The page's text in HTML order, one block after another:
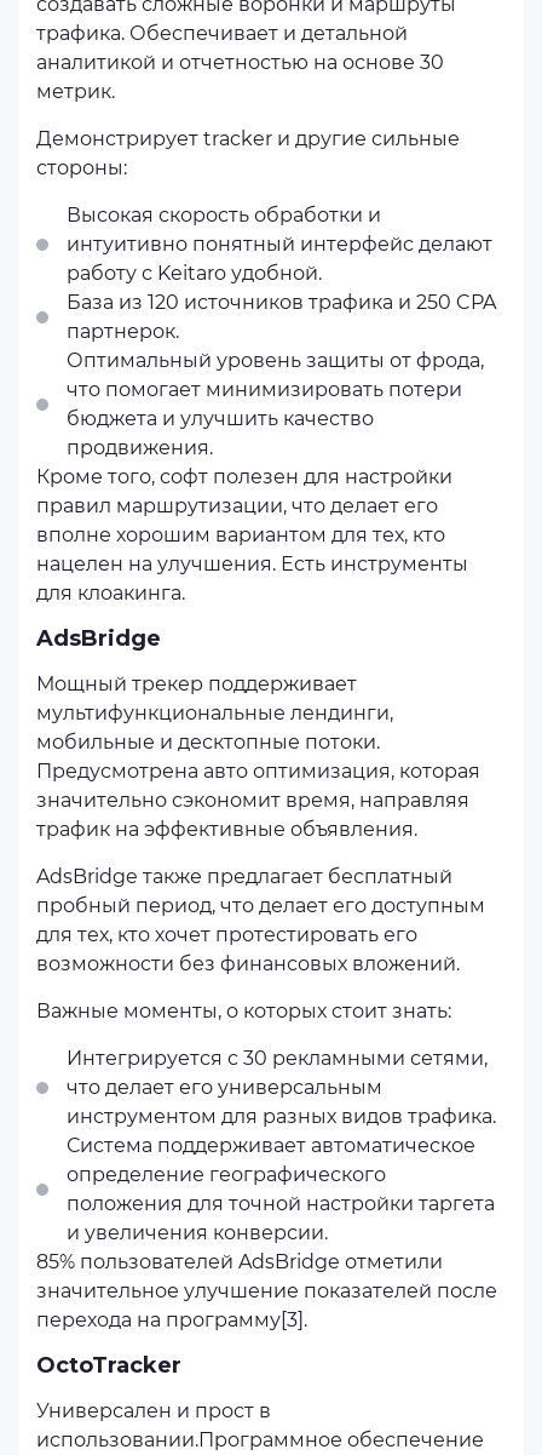
трафика. Обеспечивает и детальной
аналитикой и отчетностью на основе 30
метрик.
Демонстрирует tracker и другие сильные
стороны:
Высокая скорость обработки и
интуитивно понятный интерфейс делают
работу с Keitaro удобной.
База из 120 источников трафика и 250 CPA
партнерок.
Оптимальный уровень защиты от фрода,
что помогает минимизировать потери
бюджета и улучшить качество
продвижения.
Кроме того, софт полезен для настройки
правил маршрутизации, что делает его
вполне хорошим вариантом для тех, кто
нацелен на улучшения. Есть инструменты
для клоакинга.
AdsBridge
Мощный трекер поддерживает
мультифункциональные лендинги,
мобильные и десктопные потоки.
Предусмотрена авто оптимизация, которая
значительно сэкономит время, направляя
трафик на эффективные объявления.
AdsBridge также предлагает бесплатный
пробный период, что делает его доступным
для тех, кто хочет протестировать его
возможности без финансовых вложений.
Важные моменты, о которых стоит знать:
Интегрируется с 30 рекламными сетями,
что делает его универсальным
инструментом для разных видов трафика.
Система поддерживает автоматическое
определение географического
положения для точной настройки таргета
и увеличения конверсии.
85% пользователей AdsBridge отметили
значительное улучшение показателей после
перехода на программу[3].
OctoTracker
Универсален и прост в
использовании.Программное обеспечение